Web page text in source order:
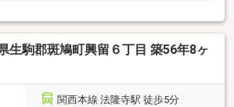
生駒郡斑鳩町興留６丁目 築56年8ヶ
関西本線 法隆寺駅 徒歩5分